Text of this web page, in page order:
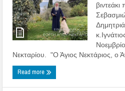
Νεκταρίου. "Ο Άγιος Νεκτάριος, ο
Read more